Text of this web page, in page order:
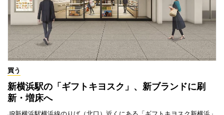
買う
新横浜駅の「ギフトキヨスク」、新ブランドに刷
新・増床へ